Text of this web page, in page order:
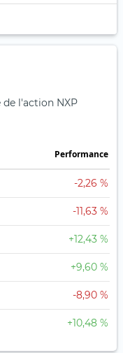
l'action NXP
Performance
-2,26 %
-11,63 %
+12,43 %
+9,60 %
-8,90 %
+10,48 %